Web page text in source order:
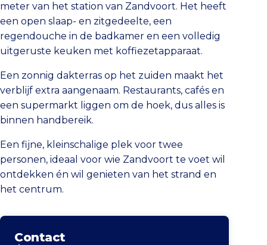
meter van het station van Zandvoort. Het heeft
een open slaap- en zitgedeelte, een
regendouche in de badkamer en een volledig
uitgeruste keuken met koffiezetapparaat.
Een zonnig dakterras op het zuiden maakt het
verblijf extra aangenaam. Restaurants, cafés en
een supermarkt liggen om de hoek, dus alles is
binnen handbereik.
Een fijne, kleinschalige plek voor twee
personen, ideaal voor wie Zandvoort te voet wil
ontdekken én wil genieten van het strand en
het centrum.
Contact